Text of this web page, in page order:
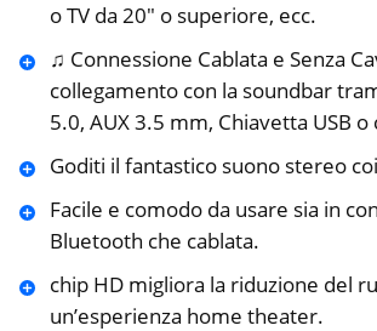
o TV da 20″ o superiore, ecc.
♫ Connessione Cablata e Senza
collegamento con la soundbar
5.0, AUX 3.5 mm, Chiavetta USB o
Goditi il ​​fantastico suono stereo
Facile e comodo da usare sia in
Bluetooth che cablata.
chip HD migliora la riduzione del
un’esperienza home theater.